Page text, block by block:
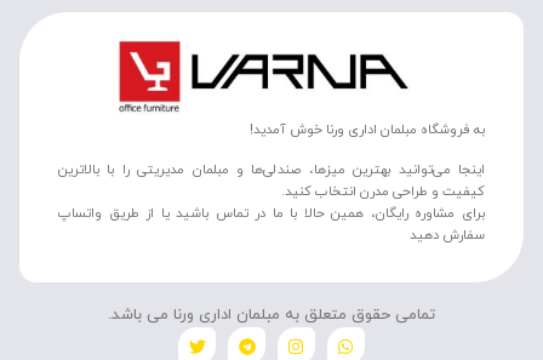
به فروشگاه مبلمان اداری ورنا خوش آمدید!
اینجا می‌توانید بهترین میزها، صندلی‌ها و مبلمان مدیریتی را با بالاترین
کیفیت و طراحی مدرن انتخاب کنید.
برای مشاوره رایگان، همین حالا با ما در تماس باشید یا از طریق واتساپ
سفارش دهید
تمامی حقوق متعلق به مبلمان اداری ورنا می باشد.